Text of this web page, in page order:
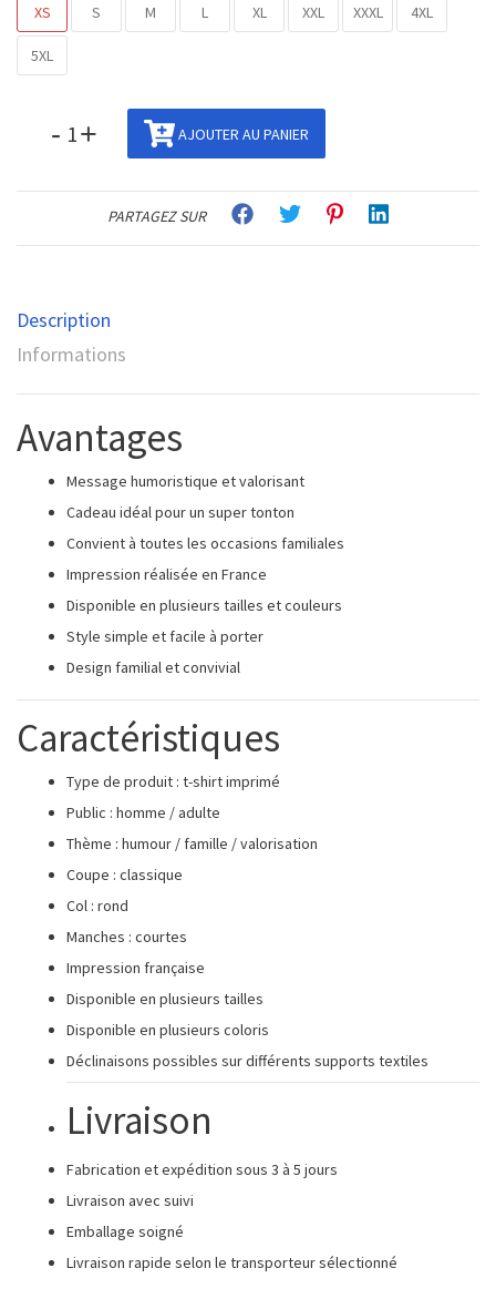
XS S M L XL XXL XXXL 4XL
5XL
- + AJOUTER AU PANIER
PARTAGEZ SUR
Description
Informations
Avantages
Message humoristique et valorisant
Cadeau idéal pour un super tonton
Convient à toutes les occasions familiales
Impression réalisée en France
Disponible en plusieurs tailles et couleurs
Style simple et facile à porter
Design familial et convivial
Caractéristiques
Type de produit : t-shirt imprimé
Public : homme / adulte
Thème : humour / famille / valorisation
Coupe : classique
Col : rond
Manches : courtes
Impression française
Disponible en plusieurs tailles
Disponible en plusieurs coloris
Déclinaisons possibles sur différents supports textiles
Livraison
Fabrication et expédition sous 3 à 5 jours
Livraison avec suivi
Emballage soigné
Livraison rapide selon le transporteur sélectionné